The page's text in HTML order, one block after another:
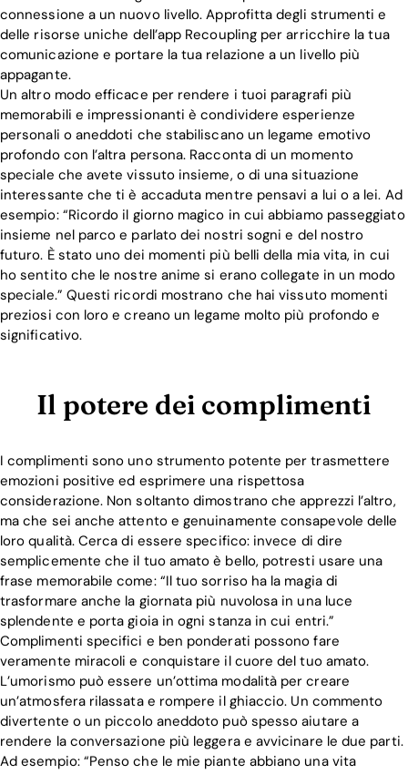
connessione a un nuovo livello. Approfitta degli strumenti e
delle risorse uniche dell’app Recoupling per arricchire la tua
comunicazione e portare la tua relazione a un livello più
appagante.
Un altro modo efficace per rendere i tuoi paragrafi più
memorabili e impressionanti è condividere esperienze
personali o aneddoti che stabiliscano un legame emotivo
profondo con l’altra persona. Racconta di un momento
speciale che avete vissuto insieme, o di una situazione
interessante che ti è accaduta mentre pensavi a lui o a lei. Ad
esempio: “Ricordo il giorno magico in cui abbiamo passeggiato
insieme nel parco e parlato dei nostri sogni e del nostro
futuro. È stato uno dei momenti più belli della mia vita, in cui
ho sentito che le nostre anime si erano collegate in un modo
speciale.” Questi ricordi mostrano che hai vissuto momenti
preziosi con loro e creano un legame molto più profondo e
significativo.
Il potere dei complimenti
I complimenti sono uno strumento potente per trasmettere
emozioni positive ed esprimere una rispettosa
considerazione. Non soltanto dimostrano che apprezzi l’altro,
ma che sei anche attento e genuinamente consapevole delle
loro qualità. Cerca di essere specifico: invece di dire
semplicemente che il tuo amato è bello, potresti usare una
frase memorabile come: “Il tuo sorriso ha la magia di
trasformare anche la giornata più nuvolosa in una luce
splendente e porta gioia in ogni stanza in cui entri.”
Complimenti specifici e ben ponderati possono fare
veramente miracoli e conquistare il cuore del tuo amato.
L’umorismo può essere un’ottima modalità per creare
un’atmosfera rilassata e rompere il ghiaccio. Un commento
divertente o un piccolo aneddoto può spesso aiutare a
rendere la conversazione più leggera e avvicinare le due parti.
Ad esempio: “Penso che le mie piante abbiano una vita